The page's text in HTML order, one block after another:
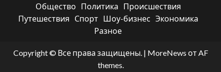
Общество
Политика
Происшествия
Путешествия
Спорт Шоу-бизнес Экономика
Разное
Copyright © Все права защищены. | MoreNews от AF
themes.